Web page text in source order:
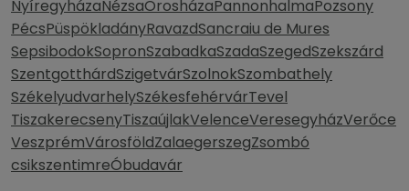
NyíregyházaNézsaOrosházaPannonhalmaPozsony
PécsPüspökladányRavazdSancraiu de Mures
SepsibodokSopronSzabadkaSzadaSzegedSzekszárd
SzentgotthárdSzigetvárSzolnokSzombathely
SzékelyudvarhelySzékesfehérvárTevel
TiszakerecsenyTiszaújlakVelenceVeresegyházVerőce
VeszprémVárosföldZalaegerszegZsombó
csikszentimreÓbudavár